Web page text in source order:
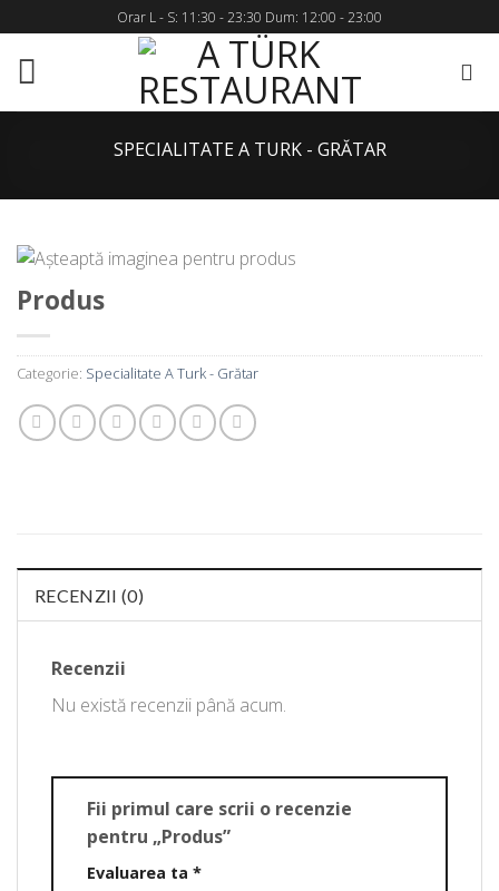
to
content
Orar L - S: 11:30 - 23:30 Dum: 12:00 - 23:00
SPECIALITATE A TURK - GRĂTAR
Produs
Categorie: Specialitate A Turk - Grătar
RECENZII (0)
Recenzii
Nu există recenzii până acum.
Fii primul care scrii o recenzie
pentru „Produs”
Evaluarea ta *